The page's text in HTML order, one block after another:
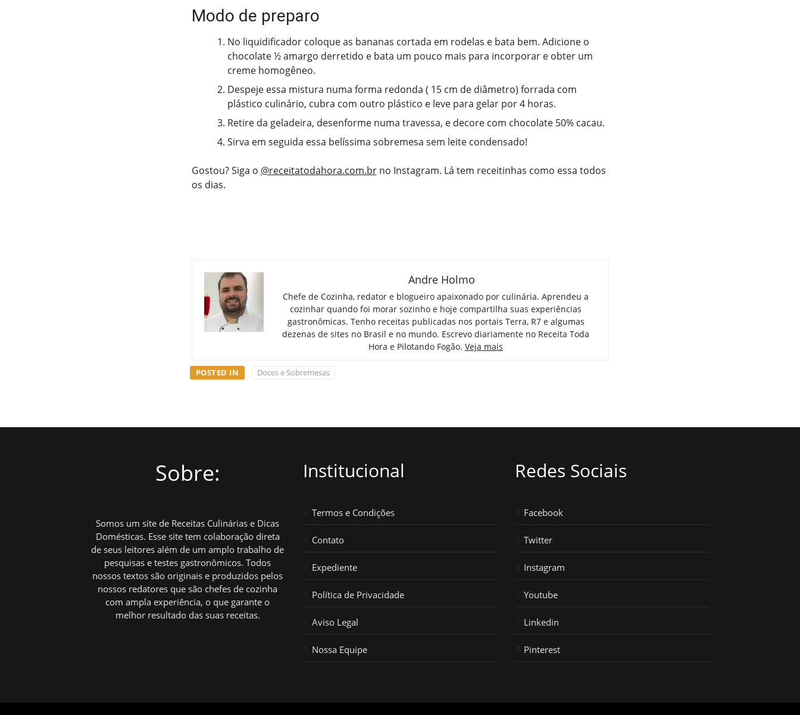
Modo de preparo
No liquidificador coloque as bananas cortada em rodelas e bata bem. Adicione o
chocolate ½ amargo derretido e bata um pouco mais para incorporar e obter um
creme homogêneo.
Despeje essa mistura numa forma redonda ( 15 cm de diâmetro) forrada com
plástico culinário, cubra com outro plástico e leve para gelar por 4 horas.
Retire da geladeira, desenforme numa travessa, e decore com chocolate 50% cacau.
Sirva em seguida essa belíssima sobremesa sem leite condensado!
Gostou? Siga o @receitatodahora.com.brno Instagram. Lá tem receitinhas como essa todos
os dias.
Andre Holmo
Chefe de Cozinha, redator e blogueiro apaixonado por culinária. Aprendeu a
cozinhar quando foi morar sozinho e hoje compartilha suas experiências
gastronômicas. Tenho receitas publicadas nos portais Terra, R7 e algumas
dezenas de sites no Brasil e no mundo. Escrevo diariamente no Receita Toda
Hora e Pilotando Fogão. Veja mais
POSTED IN Doces e Sobremesas
Sobre:
Somos um site de Receitas Culinárias e Dicas
Domésticas. Esse site tem colaboração direta
de seus leitores além de um amplo trabalho de
pesquisas e testes gastronômicos. Todos
nossos textos são originais e produzidos pelos
nossos redatores que são chefes de cozinha
com ampla experiência, o que garante o
melhor resultado das suas receitas.
Institucional
Termos e Condições
Contato
Expediente
Política de Privacidade
Aviso Legal
Nossa Equipe
Redes Sociais
Facebook
Twitter
Instagram
Youtube
Linkedin
Pinterest